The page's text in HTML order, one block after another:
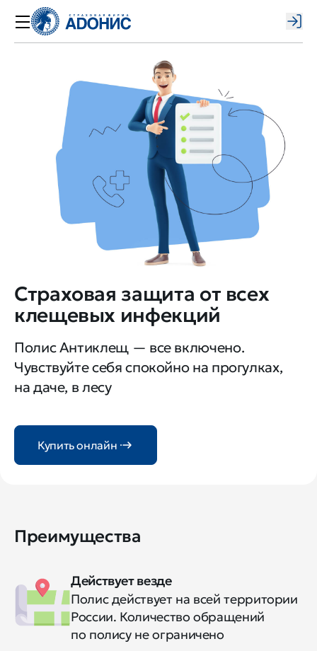
Страховая защита от всех
клещевых инфекций
Полис Антиклещ — все включено.
Чувствуйте себя спокойно на прогулках,
на даче, в лесу
Купить онлайн
Преимущества
Действует везде
Полис действует на всей территории
России. Количество обращений
по полису не ограничено